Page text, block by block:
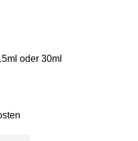
oder 30ml